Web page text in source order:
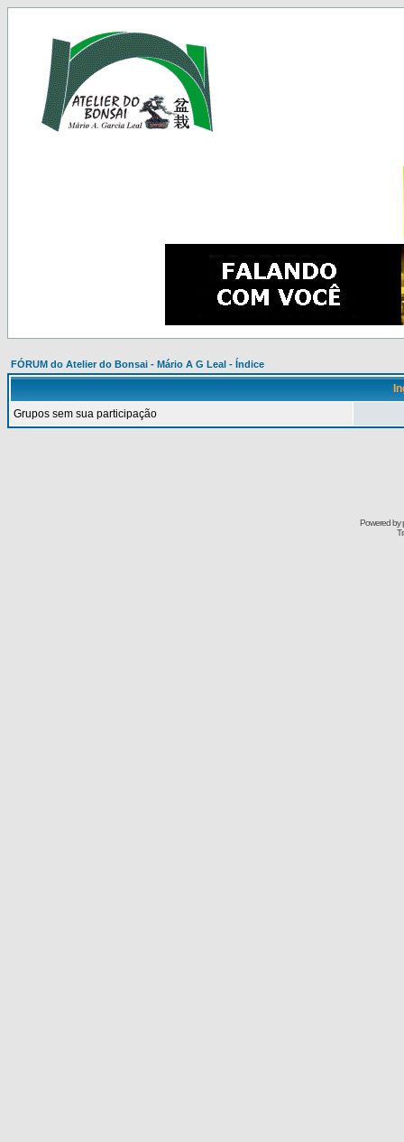
FÓRUM do Atelier do Bonsai - Mário A G Leal - Índice
Grupos sem sua participação
Powered by